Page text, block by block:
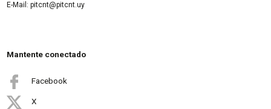
E-Mail: pitcnt@pitcnt.uy
Mantente conectado
Facebook
X